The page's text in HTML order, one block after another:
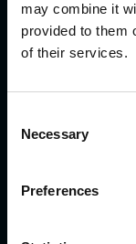
may combine it
provided to them
of their services.
Selection
Necessary
Preferences
software e
Garanzia
a essere